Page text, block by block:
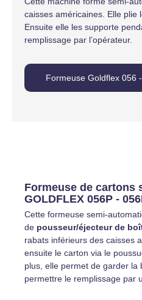
caisses américaines. Elle plie
Ensuite elle les supporte
remplissage par l’opérateur.
Formeuse Goldflex 056 -
Formeuse de cartons
GOLDFLEX 056P -
Cette formeuse semi-
de pousseur/éjecteur de
rabats inférieurs des caisses
ensuite le carton via le
plus, elle permet de garder la
permettre le remplissage par